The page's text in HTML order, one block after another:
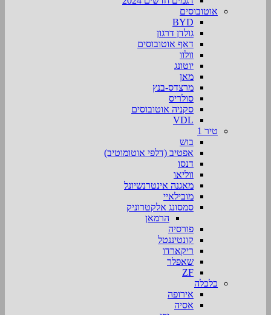
אוטובוסים
BYD
גולדן דרגון
דאף אוטובוסים
וולוו
יוטונג
מאן
מרצדס-בנץ
סולריס
סקניה אוטובוסים
VDL
טיר 1
בוש
אפטיב (דלפי אוטומוטיב)
דנסו
ווליאו
מאגנה אינטרנשיונל
מובילאיי
סמסונג אלקטרוניק
הרמאן
פורסיה
קונטיננטל
ריקארדו
שאפלר
ZF
כלכלה
אירופה
אסיה